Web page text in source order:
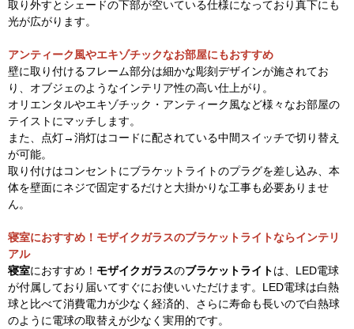
取り外すとシェードの下部が空いている仕様になっており真下にも
光が広がります。
アンティーク風やエキゾチックなお部屋にもおすすめ
壁に取り付けるフレーム部分は細かな彫刻デザインが施されてお
り、オブジェのようなインテリア性の高い仕上がり。
オリエンタルやエキゾチック・アンティーク風など様々なお部屋の
テイストにマッチします。
また、点灯→消灯はコードに配されている中間スイッチで切り替え
が可能。
取り付けはコンセントにブラケットライトのプラグを差し込み、本
体を壁面にネジで固定するだけと大掛かりな工事も必要ありませ
ん。
寝室におすすめ！モザイクガラスのブラケットライトならインテリ
アル
寝室におすすめ！ モザイクガラスのブラケットライトは、LED電球
が付属しており届いてすぐにお使いいただけます。LED電球は白熱
球と比べて消費電力が少なく経済的、さらに寿命も長いので白熱球
のように電球の取替えが少なく実用的です。